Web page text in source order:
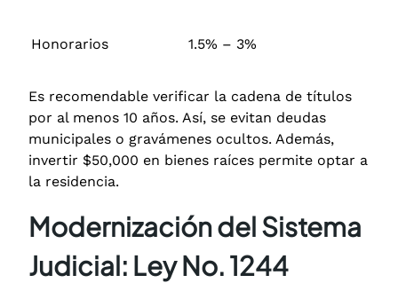
Honorarios 1.5% – 3%
Es recomendable verificar la cadena de títulos
por al menos 10 años. Así, se evitan deudas
municipales o gravámenes ocultos. Además,
invertir $50,000 en bienes raíces permite optar a
la residencia.
Modernización del Sistema
Judicial: Ley No. 1244